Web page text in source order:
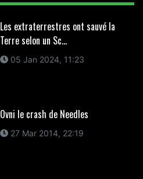
Les extraterrestres ont sauvé la
Terre selon un Sc...
05 Jan 2024, 11:23
Ovni le crash de Needles
27 Mar 2014, 22:19